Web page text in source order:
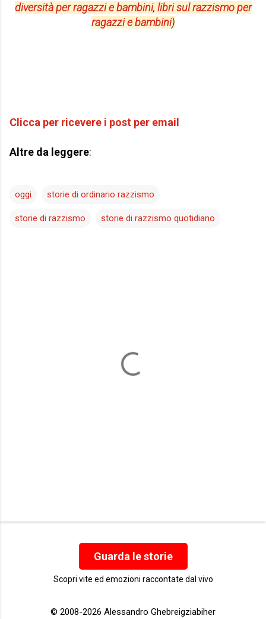
diversità per ragazzi e bambini, libri sul razzismo per
ragazzi e bambini)
Clicca per ricevere i post per email
Altre da leggere:
oggi storie di ordinario razzismo
storie di razzismo storie di razzismo quotidiano
Guarda le storie
Scopri vite ed emozioni raccontate dal vivo
© 2008-2026 Alessandro Ghebreigziabiher